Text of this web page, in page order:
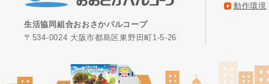
生活協同組合おおさかパルコープ
〒534-0024 大阪市都島区東野田町1-5-26
動作環境